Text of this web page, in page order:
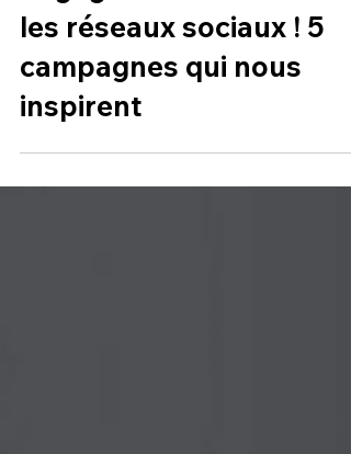
Engagez vos clients sur
les réseaux sociaux ! 5
campagnes qui nous
inspirent